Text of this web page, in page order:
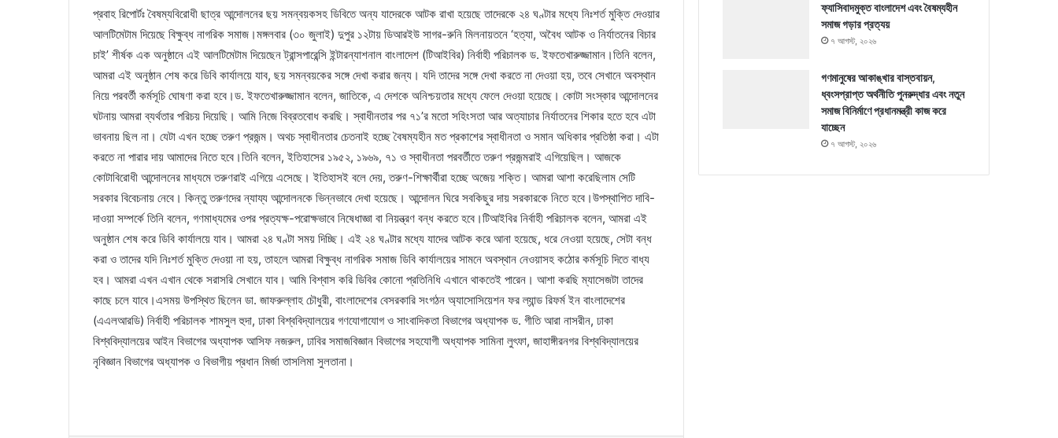
প্রবাহ রিপোর্টঃ বৈষম্যবিরোধী ছাত্র আন্দোলনের ছয় সমন্বয়কসহ ডিবিতে অন্য যাদেরকে আটক রাখা হয়েছে তাদেরকে ২৪ ঘণ্টার মধ্যে নিঃশর্ত মুক্তি দেওয়ার
আলটিমেটাম দিয়েছে বিক্ষুব্ধ নাগরিক সমাজ।মঙ্গলবার (৩০ জুলাই) দুপুর ১২টায় ডিআরইউ সাগর-রুনি মিলনায়তনে ‘হত্যা, অবৈধ আটক ও নির্যাতনের বিচার
চাই’ শীর্ষক এক অনুষ্ঠানে এই আলটিমেটাম দিয়েছেন ট্রান্সপারেন্সি ইন্টারন্যাশনাল বাংলাদেশ (টিআইবির) নির্বাহী পরিচালক ড. ইফতেখারুজ্জামান।তিনি বলেন,
আমরা এই অনুষ্ঠান শেষ করে ডিবি কার্যালয়ে যাব, ছয় সমন্বয়কের সঙ্গে দেখা করার জন্য। যদি তাদের সঙ্গে দেখা করতে না দেওয়া হয়, তবে সেখানে অবস্থান
নিয়ে পরবর্তী কর্মসূচি ঘোষণা করা হবে।ড. ইফতেখারুজ্জামান বলেন, জাতিকে, এ দেশকে অনিশ্চয়তার মধ্যে ফেলে দেওয়া হয়েছে। কোটা সংস্কার আন্দোলনের
ঘটনায় আমরা ব্যর্থতার পরিচয় দিয়েছি। আমি নিজে বিব্রতবোধ করছি। স্বাধীনতার পর ৭১’র মতো সহিংসতা আর অত্যাচার নির্যাতনের শিকার হতে হবে এটা
ভাবনায় ছিল না। যেটা এখন হচ্ছে তরুণ প্রজন্ম। অথচ স্বাধীনতার চেতনাই হচ্ছে বৈষম্যহীন মত প্রকাশের স্বাধীনতা ও সমান অধিকার প্রতিষ্ঠা করা। এটা
করতে না পারার দায় আমাদের নিতে হবে।তিনি বলেন, ইতিহাসের ১৯৫২, ১৯৬৯, ৭১ ও স্বাধীনতা পরবর্তীতে তরুণ প্রজন্মরাই এগিয়েছিল। আজকে
কোটাবিরোধী আন্দোলনের মাধ্যমে তরুণরাই এগিয়ে এসেছে। ইতিহাসই বলে দেয়, তরুণ-শিক্ষার্থীরা হচ্ছে অজেয় শক্তি। আমরা আশা করেছিলাম সেটি
সরকার বিবেচনায় নেবে। কিন্তু তরুণদের ন্যায্য আন্দোলনকে ভিন্নভাবে দেখা হয়েছে। আন্দোলন ঘিরে সবকিছুর দায় সরকারকে নিতে হবে।উপস্থাপিত দাবি-
দাওয়া সম্পর্কে তিনি বলেন, গণমাধ্যমের ওপর প্রত্যক্ষ-পরোক্ষভাবে নিষেধাজ্ঞা বা নিয়ন্ত্রণ বন্ধ করতে হবে।টিআইবির নির্বাহী পরিচালক বলেন, আমরা এই
অনুষ্ঠান শেষ করে ডিবি কার্যালয়ে যাব। আমরা ২৪ ঘণ্টা সময় দিচ্ছি। এই ২৪ ঘণ্টার মধ্যে যাদের আটক করে আনা হয়েছে, ধরে নেওয়া হয়েছে, সেটা বন্ধ
করা ও তাদের যদি নিঃশর্ত মুক্তি দেওয়া না হয়, তাহলে আমরা বিক্ষুব্ধ নাগরিক সমাজ ডিবি কার্যালয়ের সামনে অবস্থান নেওয়াসহ কঠোর কর্মসূচি দিতে বাধ্য
হব। আমরা এখন এখান থেকে সরাসরি সেখানে যাব। আমি বিশ্বাস করি ডিবির কোনো প্রতিনিধি এখানে থাকতেই পারেন। আশা করছি ম্যাসেজটা তাদের
কাছে চলে যাবে।এসময় উপস্থিত ছিলেন ডা. জাফরুল্লাহ চৌধুরী, বাংলাদেশের বেসরকারি সংগঠন অ্যাসোসিয়েশন ফর ল্যান্ড রিফর্ম ইন বাংলাদেশের
(এএলআরডি) নির্বাহী পরিচালক শামসুল হুদা, ঢাকা বিশ্ববিদ্যালয়ের গণযোগাযোগ ও সাংবাদিকতা বিভাগের অধ্যাপক ড. গীতি আরা নাসরীন, ঢাকা
বিশ্ববিদ্যালয়ের আইন বিভাগের অধ্যাপক আসিফ নজরুল, ঢাবির সমাজবিজ্ঞান বিভাগের সহযোগী অধ্যাপক সামিনা লুৎফা, জাহাঙ্গীরনগর বিশ্ববিদ্যালয়ের
নৃবিজ্ঞান বিভাগের অধ্যাপক ও বিভাগীয় প্রধান মির্জা তাসলিমা সুলতানা।
ফ্যাসিবাদমুক্ত বাংলাদেশ এবং বৈষম্যহীন
সমাজ গড়ার প্রত্যয়
৭ আগস্ট, ২০২৬
গণমানুষের আকাঙ্খার বাস্তবায়ন,
ধ্বংসপ্রাপ্ত অর্থনীতি পুনরুদ্ধার এবং নতুন
সমাজ বিনির্মাণে প্রধানমন্ত্রী কাজ করে
যাচ্ছেন
৭ আগস্ট, ২০২৬